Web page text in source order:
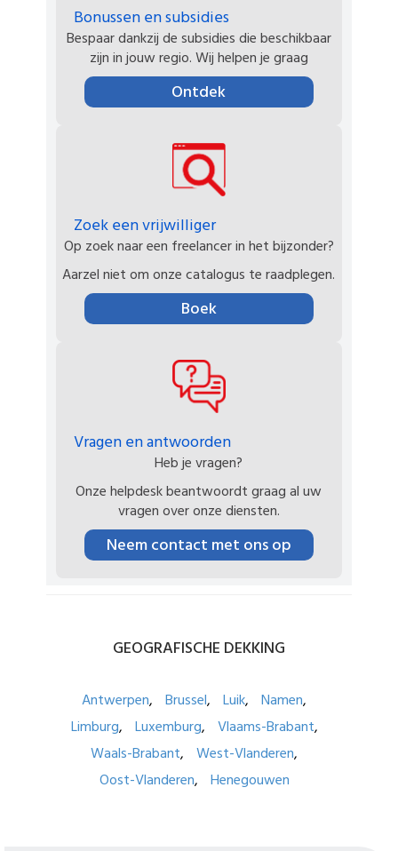
Bonussen en subsidies
Bespaar dankzij de subsidies die beschikbaar
zijn in jouw regio. Wij helpen je graag
Ontdek
Zoek een vrijwilliger
Op zoek naar een freelancer in het bijzonder?
Aarzel niet om onze catalogus te raadplegen.
Boek
Vragen en antwoorden
Heb je vragen?
Onze helpdesk beantwoordt graag al uw
vragen over onze diensten.
Neem contact met ons op
GEOGRAFISCHE DEKKING
Antwerpen Brussel Luik
Namen
Limburg
Luxemburg
Vlaams-Brabant
Waals-Brabant
West-Vlanderen
Oost-Vlanderen
Henegouwen